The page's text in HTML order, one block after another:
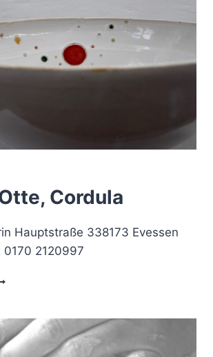
Cordula
Hauptstraße 338173 Evessen
0170 2120997